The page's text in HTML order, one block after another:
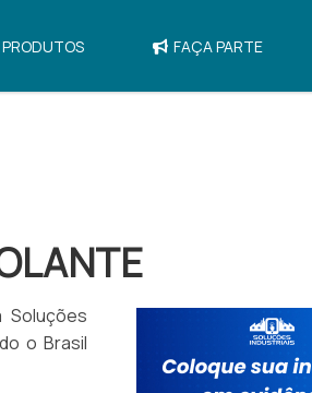
PRODUTOS FAÇA PARTE
o Brasil